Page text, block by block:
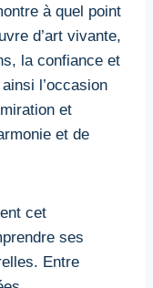
à quel point
d’art vivante,
la confiance et
l’occasion
et
et de
cet
ses
Entre